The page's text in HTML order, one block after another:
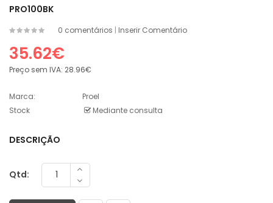
PRO100BK
0 comentários | Inserir Comentário
35.62€
Preço sem IVA: 28.96€
Marca:
Proel
Stock
Mediante consulta
DESCRIÇÃO
Qtd: